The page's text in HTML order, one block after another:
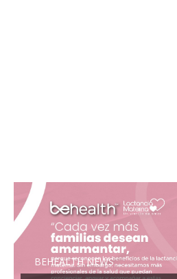
BEHEALTH NEWS